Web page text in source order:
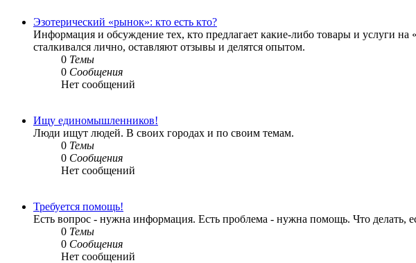
Эзотерический «рынок»: кто есть кто?
Информация и обсуждение тех, кто предлагает какие-либо товары и услуги
сталкивался лично, оставляют отзывы и делятся опытом.
0 Темы
0 Сообщения
Нет сообщений
Ищу единомышленников!
Люди ищут людей. В своих городах и по своим темам.
0 Темы
0 Сообщения
Нет сообщений
Требуется помощь!
Есть вопрос - нужна информация. Есть проблема - нужна помощь. Что
0 Темы
0 Сообщения
Нет сообщений